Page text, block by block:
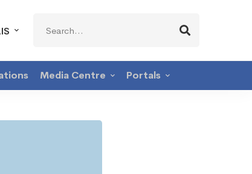
for:
Media Centre Portals